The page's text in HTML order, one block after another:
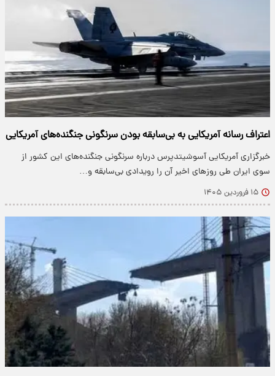
اعتراف رسانه آمریکایی به بی‌سابقه بودن سرنگونی جنگنده‌های آمریکایی
خبرگزاری آمریکایی آسوشیتدپرس درباره سرنگونی جنگنده‌های این کشور از
سوی ایران طی روزهای اخیر آن را رویدادی بی‌سابقه و…
۱۵ فروردین ۱۴۰۵